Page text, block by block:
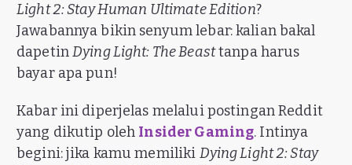
Light 2: Stay Human Ultimate Edition?
Jawabannya bikin senyum lebar: kalian bakal
dapetinDying Light: The Beasttanpa harus
bayar apa pun!
Kabar ini diperjelas melalui postingan Reddit
yang dikutip oleh Insider Gaming. Intinya
begini: jika kamu memiliki Dying Light 2: Stay